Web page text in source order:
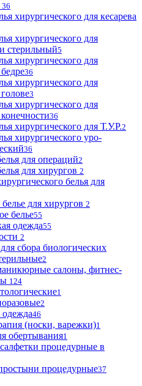
36
хирургического для кесарева
хирургического для
стерильный5
хирургического для
36
хирургического для
3
хирургического для
36
хирургического для Т.У.Р.2
хирургического уро-
36
для операций2
для хирургов 2
белья для
для хирургов 2
белье55
одежда55
2
сбора биологических
2
салоны, фитнес-
124
1
2
одежда46
(носки, варежки)1
обертывания1
процедурные в
процедурные37